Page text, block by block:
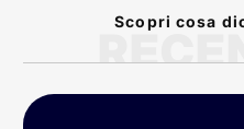
Scopri cosa